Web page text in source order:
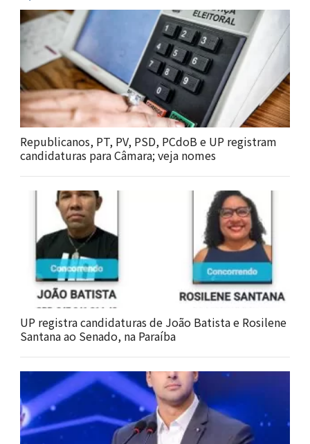
Republicanos, PT, PV, PSD, PCdoB e UP registram
candidaturas para Câmara; veja nomes
UP registra candidaturas de João Batista e Rosilene
Santana ao Senado, na Paraíba